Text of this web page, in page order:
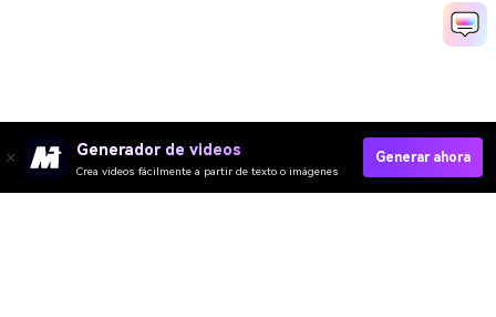
Generador de videos
Crea videos fácilmente a partir de texto o imágenes
Generar ahora